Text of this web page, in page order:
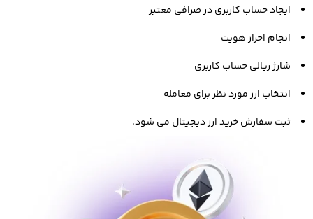
انتخاب صرافی ارز دیجیتال معتبر
یک صرافی مناسب را که قبلتر بررسی کرده ایم، داشته باشد تا
بتوانید با امنیت بالا، به راحتی و با کمترین ریسک اقدام به معامله و
ایجاد حساب کاربری در صرافی معتبر
انجام احراز هویت
شارژ ریالی حساب کاربری
انتخاب ارز مورد نظر برای معامله
ثبت سفارش خرید ارز دیجیتال می شود.